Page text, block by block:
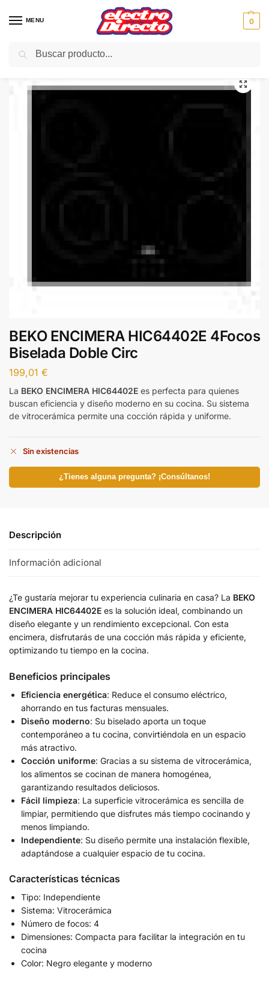
MENU 0
Inicio Gama blanca Encimeras
BEKO ENCIMERA HIC64402E 4Focos
Biselada Doble Circ
199,01 €
La BEKO ENCIMERA HIC64402E es perfecta para quienes
buscan eficiencia y diseño moderno en su cocina. Su sistema
de vitrocerámica permite una cocción rápida y uniforme.
Sin existencias
¿Tienes alguna pregunta? ¡Consúltanos!
Descripción
Información adicional
¿Te gustaría mejorar tu experiencia culinaria en casa? La BEKO
ENCIMERA HIC64402E es la solución ideal, combinando un
diseño elegante y un rendimiento excepcional. Con esta
encimera, disfrutarás de una cocción más rápida y eficiente,
optimizando tu tiempo en la cocina.
Beneficios principales
Eficiencia energética: Reduce el consumo eléctrico,
ahorrando en tus facturas mensuales.
Diseño moderno: Su biselado aporta un toque
contemporáneo a tu cocina, convirtiéndola en un espacio
más atractivo.
Cocción uniforme: Gracias a su sistema de vitrocerámica,
los alimentos se cocinan de manera homogénea,
garantizando resultados deliciosos.
Fácil limpieza: La superficie vitrocerámica es sencilla de
limpiar, permitiendo que disfrutes más tiempo cocinando y
menos limpiando.
Independiente: Su diseño permite una instalación flexible,
adaptándose a cualquier espacio de tu cocina.
Características técnicas
Tipo: Independiente
Sistema: Vitrocerámica
Número de focos: 4
Dimensiones: Compacta para facilitar la integración en tu
cocina
Color: Negro elegante y moderno